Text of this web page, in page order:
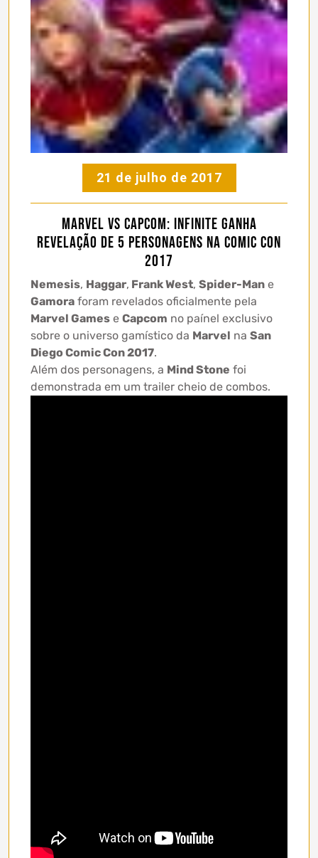
21 de julho de 2017
Marvel vs Capcom: Infinite ganha
revelação de 5 personagens na Comic Con
2017
Nemesis, Haggar, Frank West, Spider-Man e
Gamora foram revelados oficialmente pela
Marvel Games e Capcom no paínel exclusivo
sobre o universo gamístico da Marvel na San
Diego Comic Con 2017.
Além dos personagens, a Mind Stone foi
demonstrada em um trailer cheio de combos.